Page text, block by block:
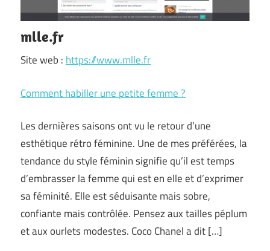
mlle.fr
Site web : https://www.mlle.fr
Comment habiller une petite femme ?
Les dernières saisons ont vu le retour d’une
esthétique rétro féminine. Une de mes préférées, la
tendance du style féminin signifie qu’il est temps
d’embrasser la femme qui est en elle et d’exprimer
sa féminité. Elle est séduisante mais sobre,
confiante mais contrôlée. Pensez aux tailles péplum
et aux ourlets modestes. Coco Chanel a dit […]